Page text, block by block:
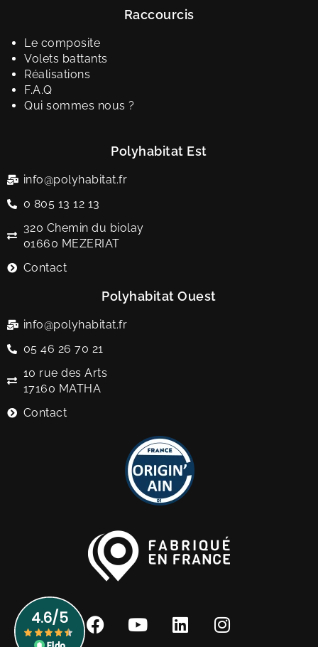
Raccourcis
Le composite
Volets battants
Réalisations
F.A.Q
Qui sommes nous ?
Polyhabitat Est
info@polyhabitat.fr
0 805 13 12 13
320 Chemin du biolay
01660 MEZERIAT
Contact
Polyhabitat Ouest
info@polyhabitat.fr
05 46 26 70 21
10 rue des Arts
17160 MATHA
Contact